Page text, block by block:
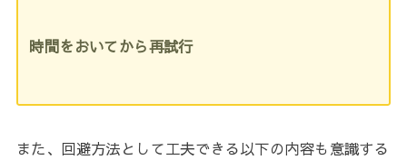
時間をおいてから再試行
また、回避方法として工夫できる以下の内容も意識する